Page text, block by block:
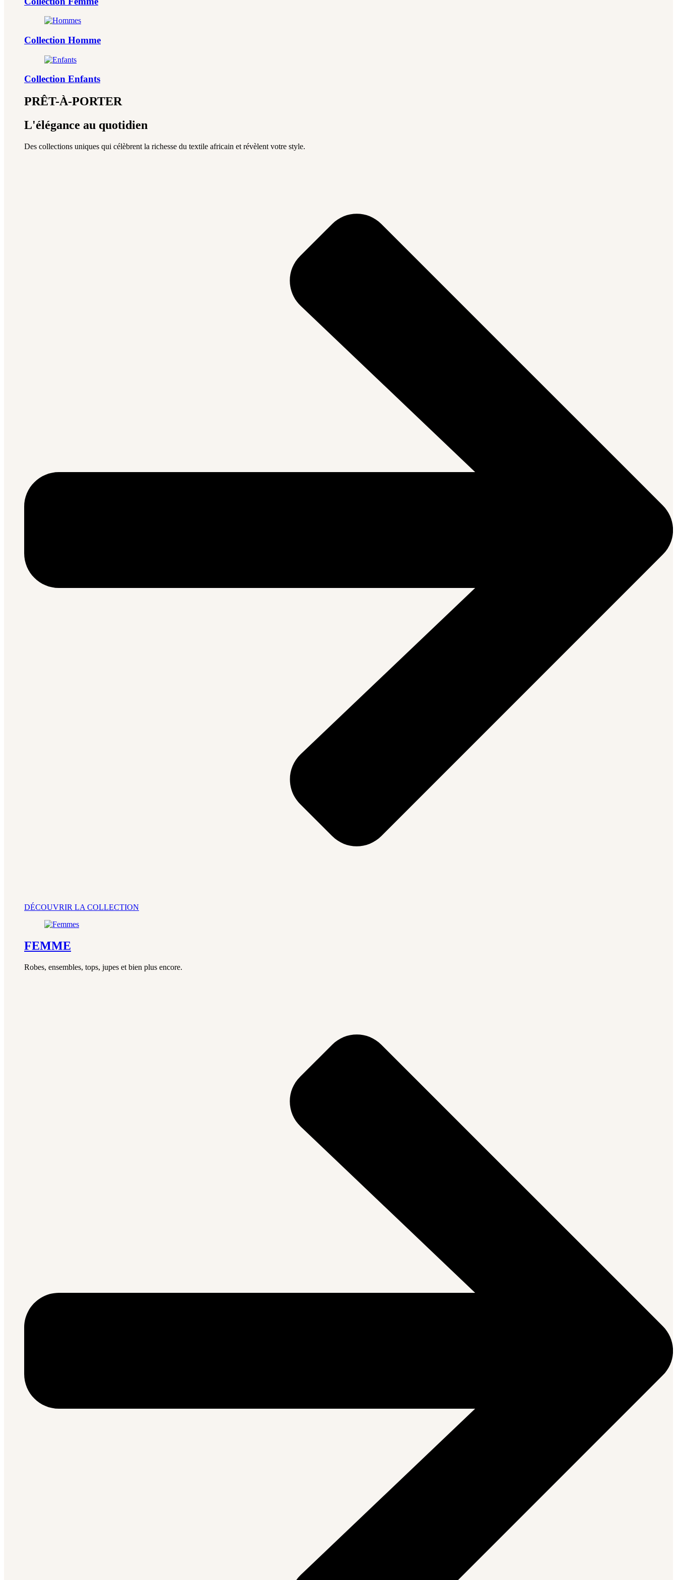
Collection Homme
Collection Enfants
PRÊT-À-PORTER
L'élégance au quotidien
Des collections uniques qui célèbrent la richesse du textile africain et révèlent votre style.
DÉCOUVRIR LA COLLECTION
FEMME
Robes, ensembles, tops, jupes et bien plus encore.